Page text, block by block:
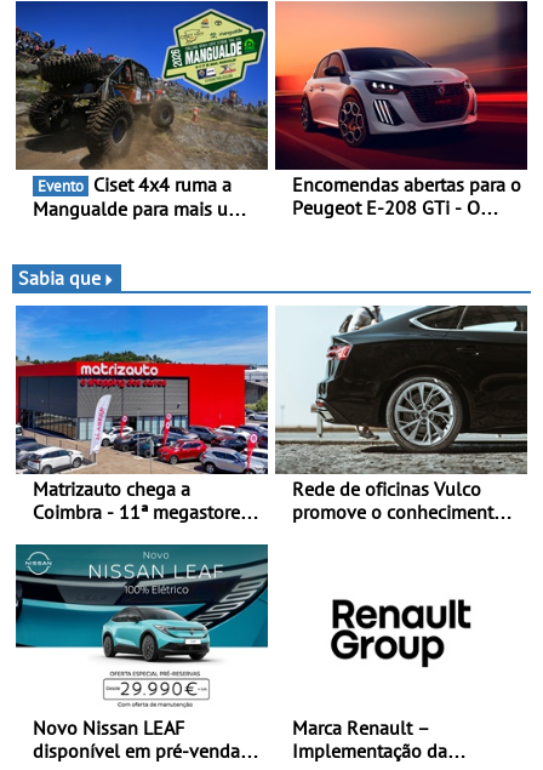
Espanhol de Kart - Piloto
de Beja chega para a 2ª
ronda do Campeonato
Espanhol de Kart, em
Teruel
de tração integral ao
programa de competição
elétrica da Nissan - São
600 kW (816 cv) e acelera
dos 0 aos 100 km/h em 1,8
segundos
Evento
Mangualde para mais um
desafios na montanha
Encomendas abertas para o
Peugeot E-208 GTi - O
Sabia que
Matrizauto chega a
Coimbra - 11ª megastore
na Região Centro
Rede de oficinas Vulco
promove o conhecimento
Novo Nissan LEAF
disponível em pré-venda a
Marca Renault –
Implementação da